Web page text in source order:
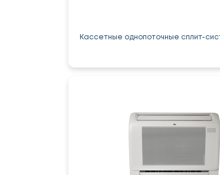
Кассетные однопоточные сплит-